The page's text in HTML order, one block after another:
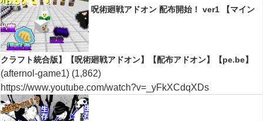
呪術廻戦アドオン 配布開始！ ver1 【マイン
クラフト統合版】【呪術廻戦アドオン】【配布アドオン】【pe.be】
(afternol-game1) (1,862)
https://www.youtube.com/watch?v=_yFkXCdqXDs